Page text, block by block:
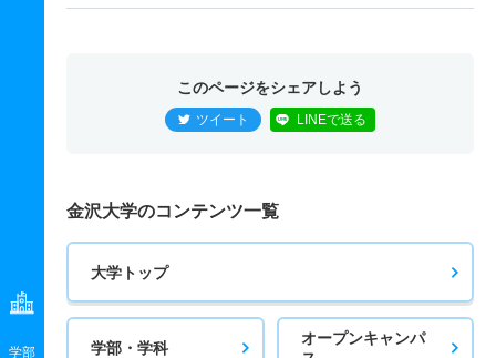
学部
このページをシェアしよう
ツイート LINEで送る
金沢大学のコンテンツ一覧
大学トップ
学部・学科
オープンキャンパ